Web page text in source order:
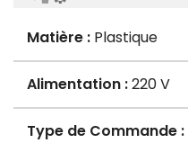
Matière : Plastique
Alimentation :220 V
Type de Commande :